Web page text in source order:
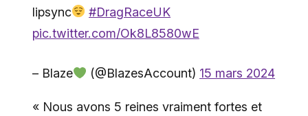
lipsync
#DragRaceUK
pic.twitter.com/Ok8L8580wE
– Blaze (@BlazesAccount) 15 mars 2024
« Nous avons 5 reines vraiment fortes et